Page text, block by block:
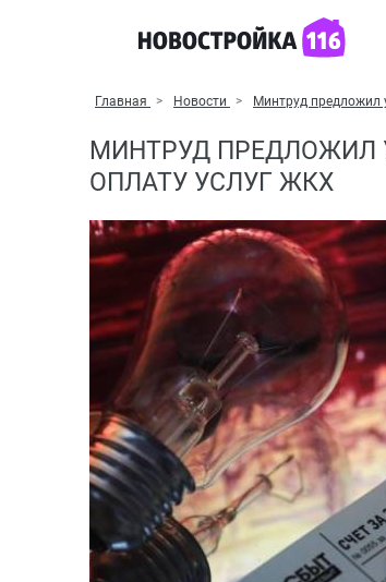
Главная Новости Минтруд предложил
МИНТРУД ПРЕДЛОЖИЛ
ОПЛАТУ УСЛУГ ЖКХ